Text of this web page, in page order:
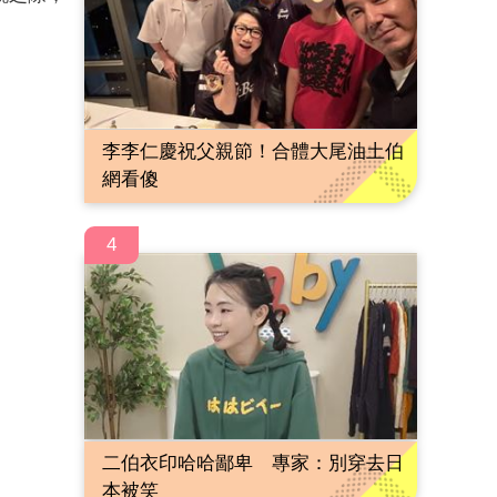
李李仁慶祝父親節！合體大尾油土伯
網看傻
4
二伯衣印哈哈鄙卑 專家：別穿去日
本被笑